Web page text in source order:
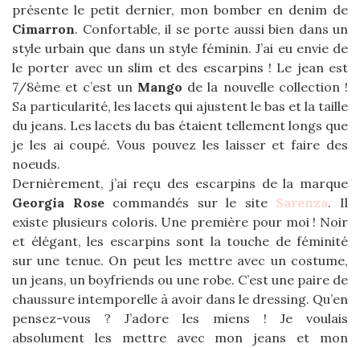
présente le petit dernier, mon bomber en denim de
Cimarron. Confortable, il se porte aussi bien dans un
style urbain que dans un style féminin. J’ai eu envie de
le porter avec un slim et des escarpins ! Le jean est
7/8ème et c’est un Mango de la nouvelle collection !
Sa particularité, les lacets qui ajustent le bas et la taille
du jeans. Les lacets du bas étaient tellement longs que
je les ai coupé. Vous pouvez les laisser et faire des
noeuds.
Dernièrement, j’ai reçu des escarpins de la marque
Georgia Rosecommandés sur le site Sarenza. Il
existe plusieurs coloris. Une première pour moi ! Noir
et élégant, les escarpins sont la touche de féminité
sur une tenue. On peut les mettre avec un costume,
un jeans, un boyfriends ou une robe. C’est une paire de
chaussure intemporelle à avoir dans le dressing. Qu’en
pensez-vous ? J’adore les miens ! Je voulais
absolument les mettre avec mon jeans et mon